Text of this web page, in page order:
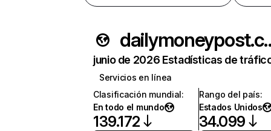
junio de 2026 Estadísticas de
Servicios en línea
Clasificación mundial:
En todo el mundo
139.172
Rango del país:
Estados Unidos
34.099